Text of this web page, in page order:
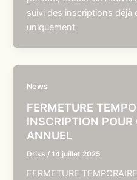
suivi des inscriptions déjà
uniquement
News
FERMETURE
INSCRIPTION
ANNUEL
Driss /14 juillet 2025
FERMETURE